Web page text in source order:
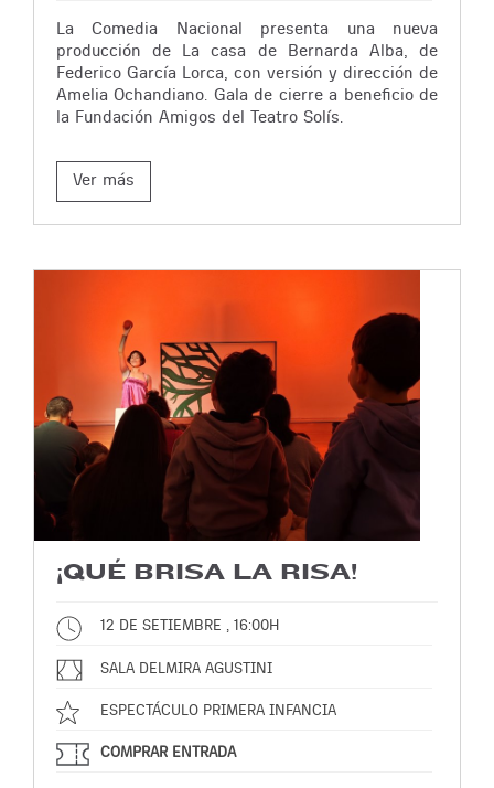
La Comedia Nacional presenta una nueva
producción de La casa de Bernarda Alba, de
Federico García Lorca, con versión y dirección de
Amelia Ochandiano. Gala de cierre a beneficio de
la Fundación Amigos del Teatro Solís.
Ver más
¡QUÉ BRISA LA RISA!
12 DE SETIEMBRE , 16:00H
SALA DELMIRA AGUSTINI
ESPECTÁCULO PRIMERA INFANCIA
COMPRAR ENTRADA